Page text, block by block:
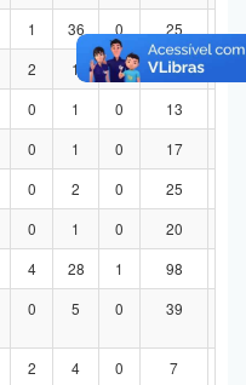
1 36 0 25
2 1 0 21
0 1 0 13
0 1 0 17
0 2 0 25
0 1 0 20
4 28 1 98
0 5 0 39
2 4 0 7